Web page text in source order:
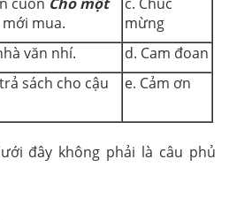
mua.
mừng
văn nhí.
d. Cam đoan
sách cho cậu
e. Cảm ơn
đây không phải là câu phủ